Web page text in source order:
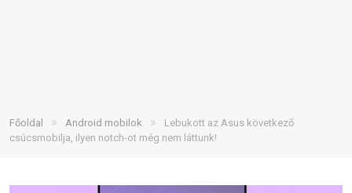
Főoldal » Android mobilok »
Lebukott az Asus következő
csúcsmobilja, ilyen notch-ot még nem láttunk!